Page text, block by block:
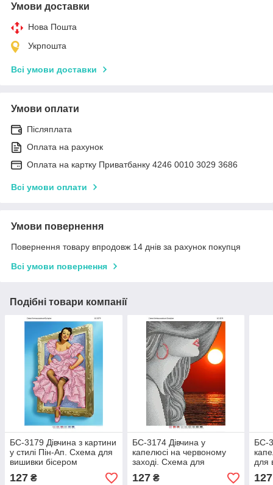
Умови доставки
Нова Пошта
Укрпошта
Всі умови доставки
Умови оплати
Післяплата
Оплата на рахунок
Оплата на картку Приватбанку 4246 0010 3029 3686
Всі умови оплати
Умови повернення
Повернення товару впродовж 14 днів за рахунок покупця
Всі умови повернення
Подібні товари компанії
БС-3179 Дівчина з картини
у стилі Пін-Ап. Схема для
вишивки бісером
127 ₴
БС-3174 Дівчина у
капелюсі на червоному
заході. Схема для
вишивки бісером
127₴
БС-
для
127